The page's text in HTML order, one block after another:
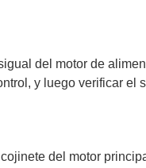
del motor de
y luego verificar el
del motor